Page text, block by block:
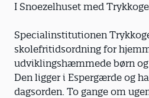
I Snoezelhuset med
Specialinstitutionen
skolefritidsordning for
udviklingshæmmede børn og
Den ligger i Espergærde og
dagsorden. To gange om